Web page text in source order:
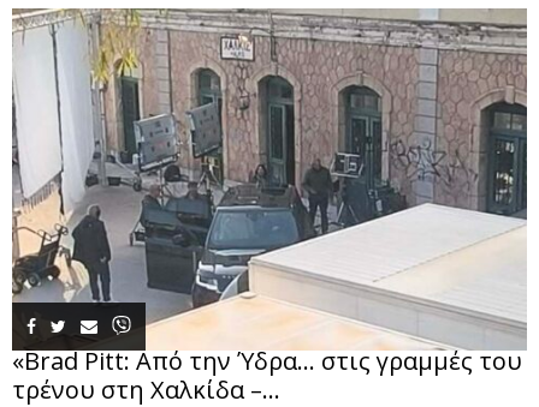
«Brad Pitt: Από την Ύδρα… στις γραμμές του
τρένου στη Χαλκίδα –...